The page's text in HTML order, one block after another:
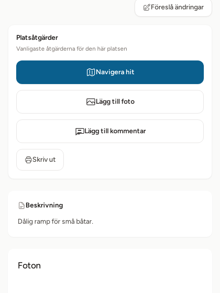
Föreslå ändringar
Platsåtgärder
Vanligaste åtgärderna för den här platsen
Navigera hit
Lägg till foto
Lägg till kommentar
Skriv ut
Beskrivning
Dålig ramp för små båtar.
Foton